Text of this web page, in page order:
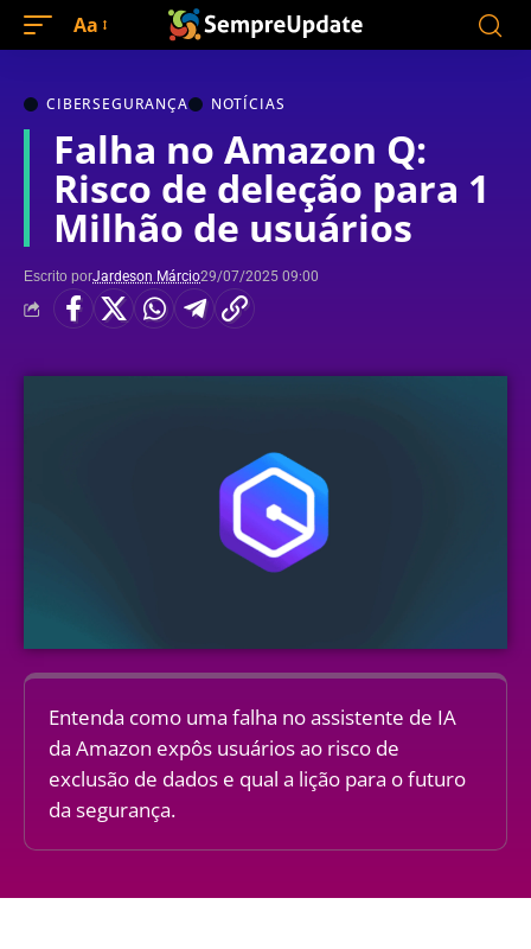
Aa
CIBERSEGURANÇA NOTÍCIAS
Falha no Amazon Q:
Risco de deleção para 1
Milhão de usuários
Escrito porJardeson Márcio29/07/2025 09:00
Entenda como uma falha no assistente de IA
da Amazon expôs usuários ao risco de
exclusão de dados e qual a lição para o futuro
da segurança.